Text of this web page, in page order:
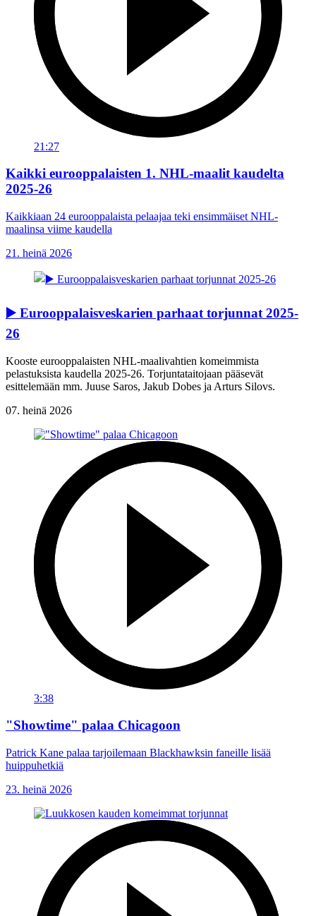
21:27
Kaikki eurooppalaisten 1. NHL-maalit kaudelta
2025-26
Kaikkiaan 24 eurooppalaista pelaajaa teki ensimmäiset NHL-
maalinsa viime kaudella
21. heinä 2026
▶️ Eurooppalaisveskarien parhaat torjunnat 2025-
26
Kooste eurooppalaisten NHL-maalivahtien komeimmista
pelastuksista kaudella 2025-26. Torjuntataitojaan pääsevät
esittelemään mm. Juuse Saros, Jakub Dobes ja Arturs Silovs.
07. heinä 2026
3:38
"Showtime" palaa Chicagoon
Patrick Kane palaa tarjoilemaan Blackhawksin faneille lisää
huippuhetkiä
23. heinä 2026